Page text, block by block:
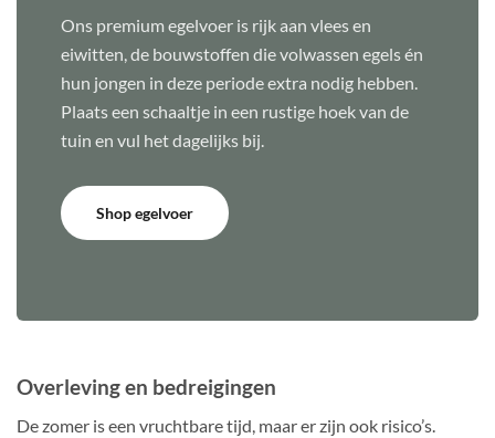
Ons premium egelvoer is rijk aan vlees en
eiwitten, de bouwstoffen die volwassen egels én
hun jongen in deze periode extra nodig hebben.
Plaats een schaaltje in een rustige hoek van de
tuin en vul het dagelijks bij.
Shop egelvoer
Overleving en bedreigingen
De zomer is een vruchtbare tijd, maar er zijn ook risico’s.